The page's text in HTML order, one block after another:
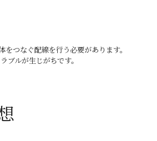
つなぐ配線を行う必要があります。
ブルが生じがちです。